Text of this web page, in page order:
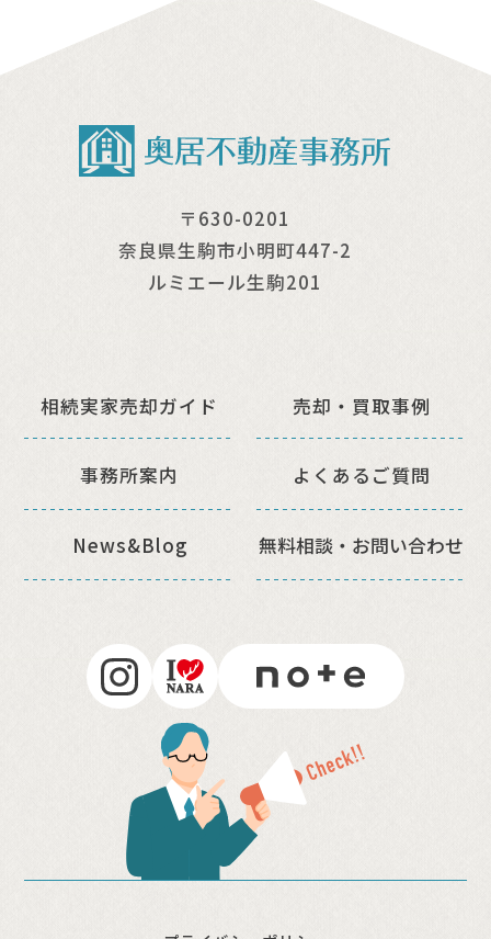
〒630-0201
奈良県生駒市小明町447-2
ルミエール生駒201
相続実家売却ガイド 売却・買取事例
事務所案内 よくあるご質問
News&Blog 無料相談・ お問い合わせ